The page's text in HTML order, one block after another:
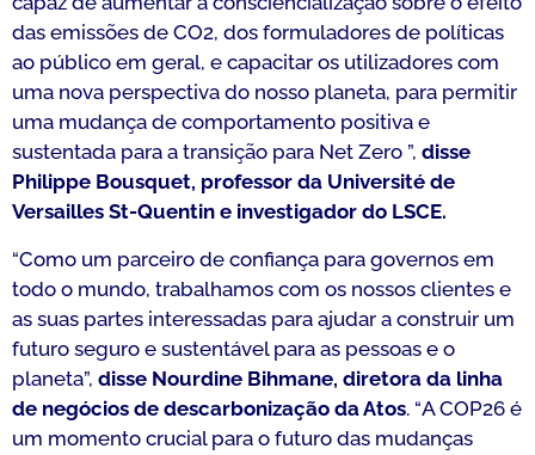
das emissões de CO2, dos formuladores de políticas
ao público em geral, e capacitar os utilizadores com
uma nova perspectiva do nosso planeta, para permitir
uma mudança de comportamento positiva e
sustentada para a transição para Net Zero ”, disse
Philippe Bousquet, professor da Université de
Versailles St-Quentin e investigador do LSCE.
“Como um parceiro de confiança para governos em
todo o mundo, trabalhamos com os nossos clientes e
as suas partes interessadas para ajudar a construir um
futuro seguro e sustentável para as pessoas e o
planeta”, disse Nourdine Bihmane, diretora da linha
de negócios de descarbonização da Atos. “A COP26 é
um momento crucial para o futuro das mudanças